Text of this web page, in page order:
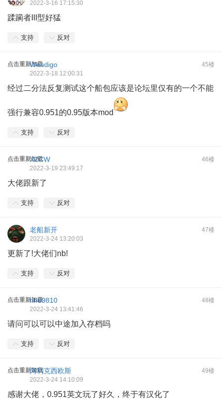
2022-3-16 17:15:30
蹂躏者III型好猛
支持 反对
点击重新加载 45楼
Wendigo
2022-3-18 12:00:31
经过二分法反复测试这个船包应该是论坛里仅有的一个不能
强行兼容0.951的0.95版本mod
支持 反对
点击重新加载 46楼
XZCW
2022-3-19 23:49:17
大佬跟新了
支持 反对
47楼
老船新开
2022-3-24 13:20:03
更新了!大佬们nb!
支持 反对
点击重新加载 48楼
hhd9810
2022-3-24 13:41:46
请问可以可以中途加入存档吗
支持 反对
点击重新加载 49楼
阿利克西欧斯
2022-3-24 14:10:09
感谢大佬，0.951英文玩了好久，终于有汉化了